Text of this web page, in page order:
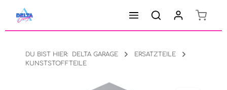
Zum Hauptinhalt springen
DU BIST HIER: DELTA GARAGE
ERSATZTEILE
KUNSTSTOFFTEILE
Bildergalerie überspringen